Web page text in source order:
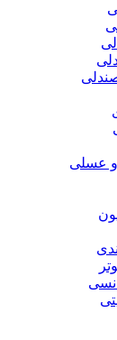
و عسلی